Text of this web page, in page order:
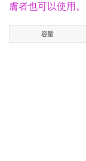
膚者也可以使用。
容量